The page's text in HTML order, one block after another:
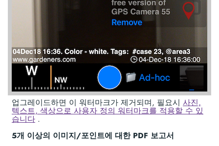
업그레이드하면 이 워터마크가 제거되며, 필요시 사진,
텍스트, 색상으로 사용자 정의 워터마크를 적용할 수 있
습니다 .
5개 이상의 이미지/포인트에 대한 PDF 보고서